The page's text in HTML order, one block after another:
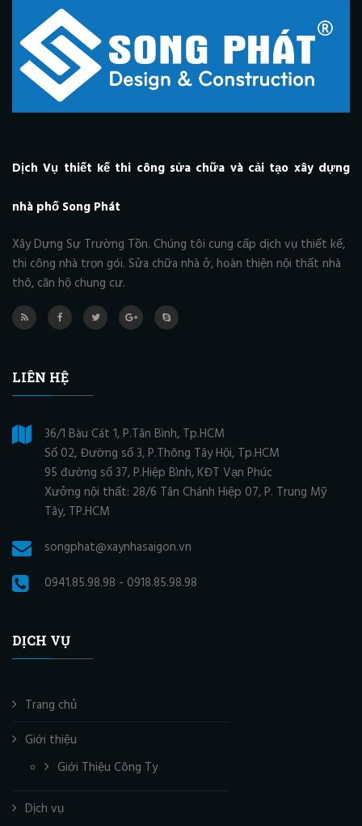
Dịch Vụ thiết kế thi công sửa chữa và cải tạo xây dựng
nhà phố Song Phát
Xây Dựng Sự Trường Tồn. Chúng tôi cung cấp dịch vụ thiết kế,
thi công nhà trọn gói. Sửa chữa nhà ở, hoàn thiện nội thất nhà
thô, căn hộ chung cư.
LIÊN HỆ
36/1 Bàu Cát 1, P.Tân Bình, Tp.HCM
Số 02, Đường số 3, P.Thông Tây Hội, Tp.HCM
95 đường số 37, P.Hiệp Bình, KĐT Vạn Phúc
Xưởng nội thất: 28/6 Tân Chánh Hiệp 07, P. Trung Mỹ
Tây, TP.HCM
songphat@xaynhasaigon.vn
0941.85.98.98 - 0918.85.98.98
DỊCH VỤ
Trang chủ
Giới thiệu
Giới Thiệu Công Ty
Dịch vụ